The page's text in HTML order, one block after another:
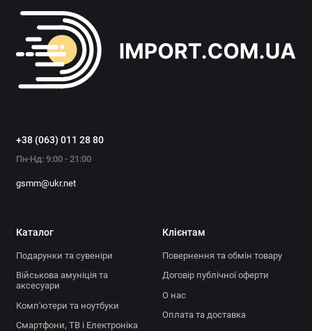
+38 (063) 011 28 80
Пн-Нд: 9:00 - 21:00
gsmm@ukr.net
Каталог
Подарунки та сувеніри
Військова амуніція та
аксесуари
Комп'ютери та ноутбуки
Смартфони, ТВ і Електроніка
Клієнтам
Повернення та обмін товару
Договір публічної оферти
О нас
Оплата та доставка